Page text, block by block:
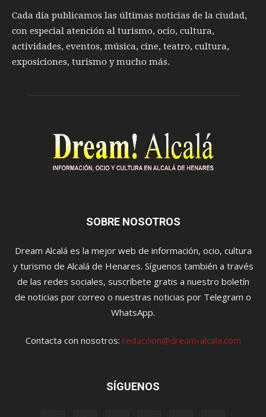
Cada día publicamos las últimas noticias de la ciudad,
con especial atención al turismo, ocio, cultura,
actividades, eventos, música, cine, teatro, cultura,
exposiciones, turismo y mucho más.
SOBRE NOSOTROS
Dream Alcalá es la mejor web de información, ocio, cultura
y turismo de Alcalá de Henares. Síguenos también a través
de las redes sociales, suscríbete gratis a nuestro boletín
de noticias por correo o nuestras noticias por Telegram o
WhatsApp.
Contacta con nosotros: redaccion@dream-alcala.com
SÍGUENOS